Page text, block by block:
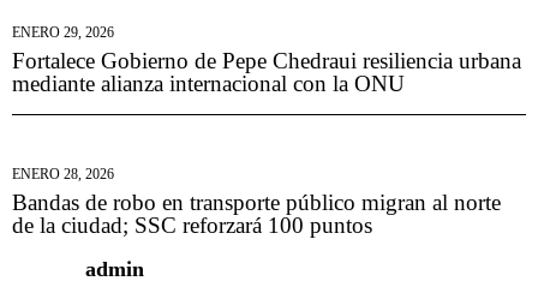
ENERO 29, 2026
Fortalece Gobierno de Pepe Chedraui resiliencia urbana
mediante alianza internacional con la ONU
ENERO 28, 2026
Bandas de robo en transporte público migran al norte
de la ciudad; SSC reforzará 100 puntos
admin